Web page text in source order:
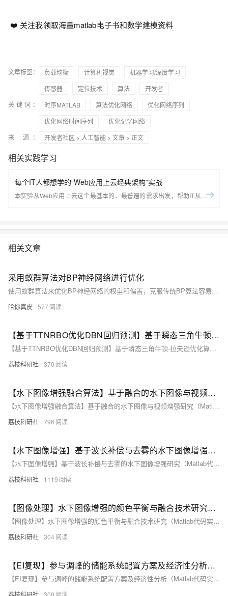
❤️ 关注我领取海量matlab电子书和数学建模资料
文章标签： 负载均衡 计算机视觉
机器学习/深度学习
传感器
定位技术 算法
开发者
关键词：
时序MATLAB 算法优化网络
优化网络序列
优化网络时间序列
优化记忆网络
来 源：
开发者社区 > 人工智能 > 文章 > 正文
相关实践学习
每个IT人都想学的“Web应用上云经典架构”实战
本实验从Web应用上云这个最基本的、最普遍的需求出发，帮助IT从业者
相关文章
采用蚁群算法对BP神经网络进行优化
使用蚁群算法来优化BP神经网络的权重和偏置，克服传统BP算法容易陷入局部极小值、收敛速度慢、对初始权重敏感等问题。
哈你真皮 577
【基于TTNRBO优化DBN回归预测】基于瞬态三角牛顿-拉夫逊优化算法（TTNRBO）优化深度信念网络（DBN）数据回归预测研究（Matlab代码实现）
【基于TTNRBO优化DBN回归预测】基于瞬态三角牛顿-拉夫逊优化算法（TTNRBO）优化深度信念网络（DBN）数据回归预测研究（Matlab代码实现）
荔枝科研社 370
【水下图像增强融合算法】基于融合的水下图像与视频增强研究（Matlab代码实现）
【水下图像增强融合算法】基于融合的水下图像与视频增强研究（Matlab代码实现）
荔枝科研社 796
【水下图像增强】基于波长补偿与去雾的水下图像增强研究（Matlab代码实现）
【水下图像增强】基于波长补偿与去雾的水下图像增强研究（Matlab代码实现）
荔枝科研社 1119
【图像处理】水下图像增强的颜色平衡与融合技术研究（Matlab代码实现）
【图像处理】水下图像增强的颜色平衡与融合技术研究（Matlab代码实现）
荔枝科研社 304
【EI复现】参与调峰的储能系统配置方案及经济性分析（Matlab代码实现）
【EI复现】参与调峰的储能系统配置方案及经济性分析（Matlab代码实现）
荔枝科研社 300